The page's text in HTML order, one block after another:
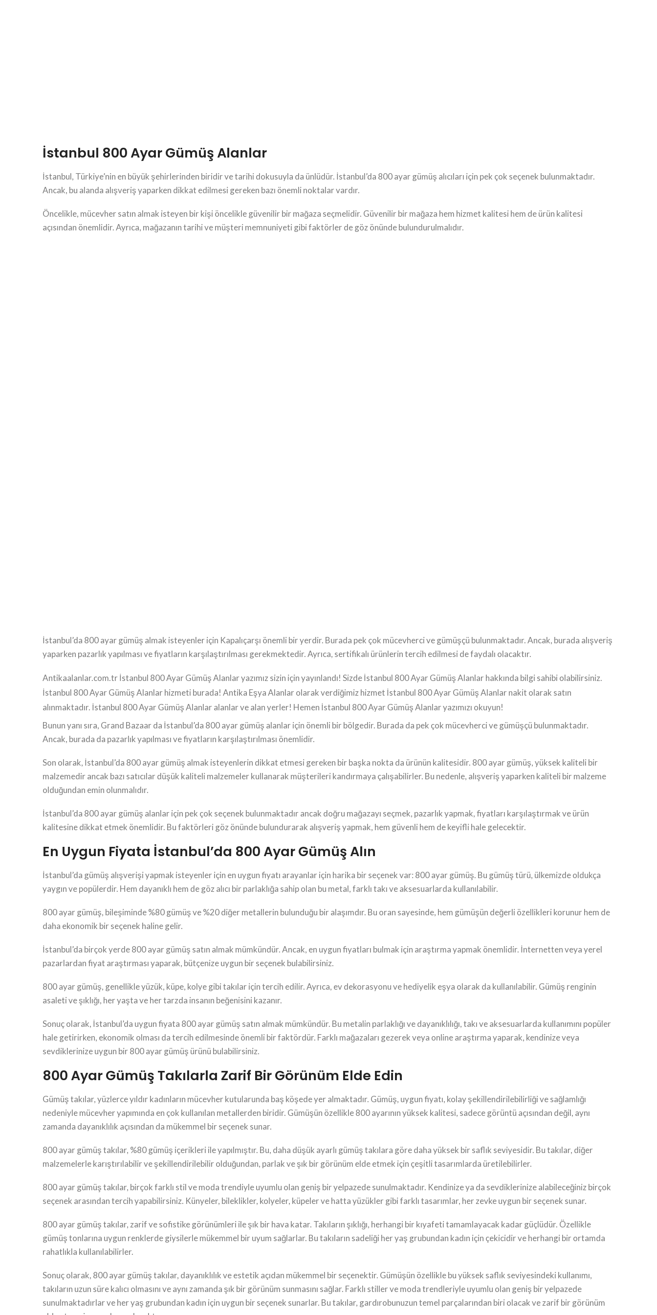
İstanbul 800 Ayar Gümüş Alanlar
İstanbul, Türkiye’nin en büyük şehirlerinden biridir ve tarihi dokusuyla da ünlüdür. İstanbul’da 800 ayar gümüş alıcıları için pek çok seçenek bulunmaktadır.
Ancak, bu alanda alışveriş yaparken dikkat edilmesi gereken bazı önemli noktalar vardır.
Öncelikle, mücevher satın almak isteyen bir kişi öncelikle güvenilir bir mağaza seçmelidir. Güvenilir bir mağaza hem hizmet kalitesi hem de ürün kalitesi
açısından önemlidir. Ayrıca, mağazanın tarihi ve müşteri memnuniyeti gibi faktörler de göz önünde bulundurulmalıdır.
İstanbul’da 800 ayar gümüş almak isteyenler için Kapalıçarşı önemli bir yerdir. Burada pek çok mücevherci ve gümüşçü bulunmaktadır. Ancak, burada alışveriş
yaparken pazarlık yapılması ve fiyatların karşılaştırılması gerekmektedir. Ayrıca, sertifikalı ürünlerin tercih edilmesi de faydalı olacaktır.
Antikaalanlar.com.tr İstanbul 800 Ayar Gümüş Alanlar yazımız sizin için yayınlandı! Sizde İstanbul 800 Ayar Gümüş Alanlar hakkında bilgi sahibi olabilirsiniz.
İstanbul 800 Ayar Gümüş Alanlar hizmeti burada! Antika Eşya Alanlar olarak verdiğimiz hizmet İstanbul 800 Ayar Gümüş Alanlar nakit olarak satın
alınmaktadır. İstanbul 800 Ayar Gümüş Alanlar alanlar ve alan yerler! Hemen İstanbul 800 Ayar Gümüş Alanlar yazımızı okuyun!
Bunun yanı sıra, Grand Bazaar da İstanbul’da 800 ayar gümüş alanlar için önemli bir bölgedir. Burada da pek çok mücevherci ve gümüşçü bulunmaktadır.
Ancak, burada da pazarlık yapılması ve fiyatların karşılaştırılması önemlidir.
Son olarak, İstanbul’da 800 ayar gümüş almak isteyenlerin dikkat etmesi gereken bir başka nokta da ürünün kalitesidir. 800 ayar gümüş, yüksek kaliteli bir
malzemedir ancak bazı satıcılar düşük kaliteli malzemeler kullanarak müşterileri kandırmaya çalışabilirler. Bu nedenle, alışveriş yaparken kaliteli bir malzeme
olduğundan emin olunmalıdır.
İstanbul’da 800 ayar gümüş alanlar için pek çok seçenek bulunmaktadır ancak doğru mağazayı seçmek, pazarlık yapmak, fiyatları karşılaştırmak ve ürün
kalitesine dikkat etmek önemlidir. Bu faktörleri göz önünde bulundurarak alışveriş yapmak, hem güvenli hem de keyifli hale gelecektir.
En Uygun Fiyata İstanbul’da 800 Ayar Gümüş Alın
İstanbul’da gümüş alışverişi yapmak isteyenler için en uygun fiyatı arayanlar için harika bir seçenek var: 800 ayar gümüş. Bu gümüş türü, ülkemizde oldukça
yaygın ve popülerdir. Hem dayanıklı hem de göz alıcı bir parlaklığa sahip olan bu metal, farklı takı ve aksesuarlarda kullanılabilir.
800 ayar gümüş, bileşiminde %80 gümüş ve %20 diğer metallerin bulunduğu bir alaşımdır. Bu oran sayesinde, hem gümüşün değerli özellikleri korunur hem de
daha ekonomik bir seçenek haline gelir.
İstanbul’da birçok yerde 800 ayar gümüş satın almak mümkündür. Ancak, en uygun fiyatları bulmak için araştırma yapmak önemlidir. İnternetten veya yerel
pazarlardan fiyat araştırması yaparak, bütçenize uygun bir seçenek bulabilirsiniz.
800 ayar gümüş, genellikle yüzük, küpe, kolye gibi takılar için tercih edilir. Ayrıca, ev dekorasyonu ve hediyelik eşya olarak da kullanılabilir. Gümüş renginin
asaleti ve şıklığı, her yaşta ve her tarzda insanın beğenisini kazanır.
Sonuç olarak, İstanbul’da uygun fiyata 800 ayar gümüş satın almak mümkündür. Bu metalin parlaklığı ve dayanıklılığı, takı ve aksesuarlarda kullanımını popüler
hale getirirken, ekonomik olması da tercih edilmesinde önemli bir faktördür. Farklı mağazaları gezerek veya online araştırma yaparak, kendinize veya
sevdiklerinize uygun bir 800 ayar gümüş ürünü bulabilirsiniz.
800 Ayar Gümüş Takılarla Zarif Bir Görünüm Elde Edin
Gümüş takılar, yüzlerce yıldır kadınların mücevher kutularunda baş köşede yer almaktadır. Gümüş, uygun fiyatı, kolay şekillendirilebilirliği ve sağlamlığı
nedeniyle mücevher yapımında en çok kullanılan metallerden biridir. Gümüşün özellikle 800 ayarının yüksek kalitesi, sadece görüntü açısından değil, aynı
zamanda dayanıklılık açısından da mükemmel bir seçenek sunar.
800 ayar gümüş takılar, %80 gümüş içerikleri ile yapılmıştır. Bu, daha düşük ayarlı gümüş takılara göre daha yüksek bir saflık seviyesidir. Bu takılar, diğer
malzemelerle karıştırılabilir ve şekillendirilebilir olduğundan, parlak ve şık bir görünüm elde etmek için çeşitli tasarımlarda üretilebilirler.
800 ayar gümüş takılar, birçok farklı stil ve moda trendiyle uyumlu olan geniş bir yelpazede sunulmaktadır. Kendinize ya da sevdiklerinize alabileceğiniz birçok
seçenek arasından tercih yapabilirsiniz. Künyeler, bileklikler, kolyeler, küpeler ve hatta yüzükler gibi farklı tasarımlar, her zevke uygun bir seçenek sunar.
800 ayar gümüş takılar, zarif ve sofistike görünümleri ile şık bir hava katar. Takıların şıklığı, herhangi bir kıyafeti tamamlayacak kadar güçlüdür. Özellikle
gümüş tonlarına uygun renklerde giysilerle mükemmel bir uyum sağlarlar. Bu takıların sadeliği her yaş grubundan kadın için çekicidir ve herhangi bir ortamda
rahatlıkla kullanılabilirler.
Sonuç olarak, 800 ayar gümüş takılar, dayanıklılık ve estetik açıdan mükemmel bir seçenektir. Gümüşün özellikle bu yüksek saflık seviyesindeki kullanımı,
takıların uzun süre kalıcı olmasını ve aynı zamanda şık bir görünüm sunmasını sağlar. Farklı stiller ve moda trendleriyle uyumlu olan geniş bir yelpazede
sunulmaktadırlar ve her yaş grubundan kadın için uygun bir seçenek sunarlar. Bu takılar, gardırobunuzun temel parçalarından biri olacak ve zarif bir görünüm